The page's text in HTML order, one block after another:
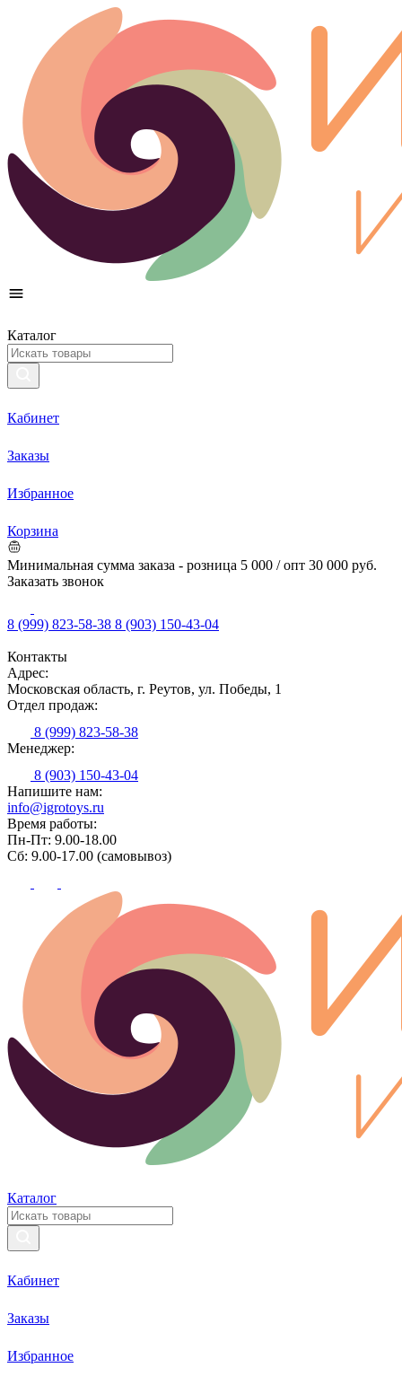
Каталог
Кабинет
Заказы
Избранное
Корзина
Минимальная сумма заказа - розница 5 000 / опт 30 000 руб.
Заказать звонок
8 (999) 823-58-38 8 (903) 150-43-04
Контакты
Адрес:
Московская область, г. Реутов, ул. Победы, 1
Отдел продаж:
8 (999) 823-58-38
Менеджер:
8 (903) 150-43-04
Напишите нам:
info@igrotoys.ru
Время работы:
Пн-Пт: 9.00-18.00
Сб: 9.00-17.00 (самовывоз)
Каталог
Кабинет
Заказы
Избранное